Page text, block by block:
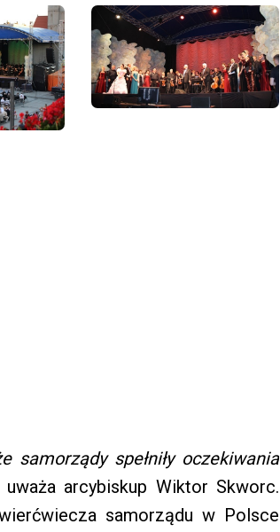
spełniły oczekiwania
arcybiskup Wiktor Skworc.
samorządu w Polsce